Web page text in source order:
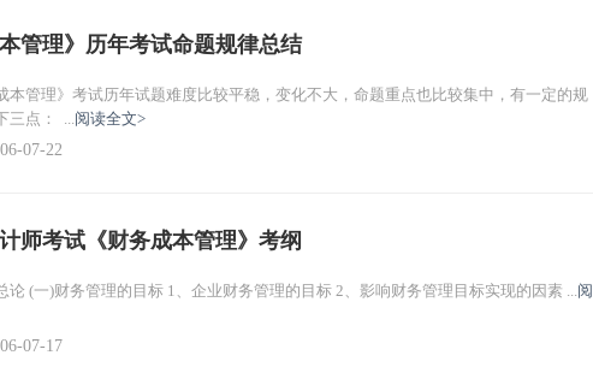
管理》历年考试命题规律总结
本管理》考试历年试题难度比较平稳，变化不大，命题重点也比较集中，有一定的规
三点： ...阅读全文>
07-22
师考试《财务成本管理》考纲
一、财务成本管理总论 (一)财务管理的目标 1、企业财务管理的目标 2、影响财务管理目标实现的因素 ...阅
07-17